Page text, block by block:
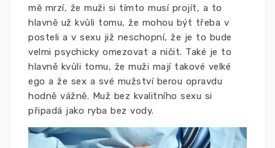
mě mrzí, že muži si tímto musí projít, a to
hlavně už kvůli tomu, že mohou být třeba v
posteli a v sexu již neschopní, že je to bude
velmi psychicky omezovat a ničit. Také je to
hlavně kvůli tomu, že muži mají takové velké
ego a že sex a své mužství berou opravdu
hodně vážně. Muž bez kvalitního sexu si
připadá jako ryba bez vody.